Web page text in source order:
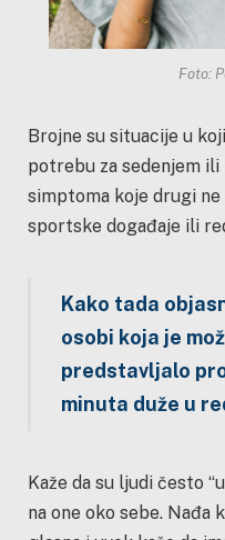
Foto:
Brojne su situacije u
potrebu za sedenjem ili
simptoma koje drugi ne
sportske događaje ili
Kako tada
osobi koja je
predstavljalo
minuta duže u
Kaže da su ljudi često
na one oko sebe. Nađa